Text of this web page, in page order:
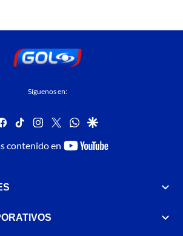
Síguenos en:
facebook
tiktok instagram
twitterwhatsapp
google
contenido en
youtube-